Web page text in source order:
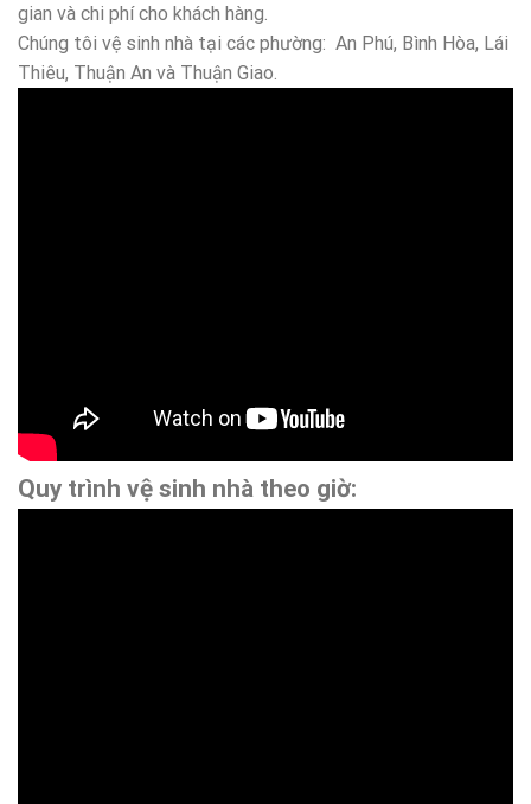
gian và chi phí cho khách hàng.
Chúng tôi vệ sinh nhà tại các phường: An Phú, Bình Hòa, Lái
Thiêu, Thuận An và Thuận Giao.
Quy trình vệ sinh nhà theo giờ: